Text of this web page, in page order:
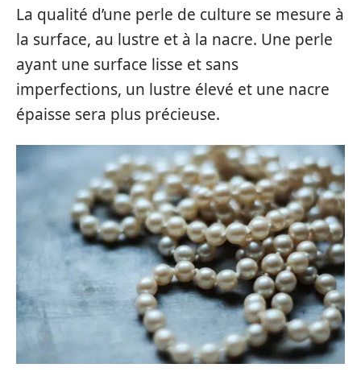
La qualité d’une perle de culture se mesure à
la surface, au lustre et à la nacre. Une perle
ayant une surface lisse et sans
imperfections, un lustre élevé et une nacre
épaisse sera plus précieuse.